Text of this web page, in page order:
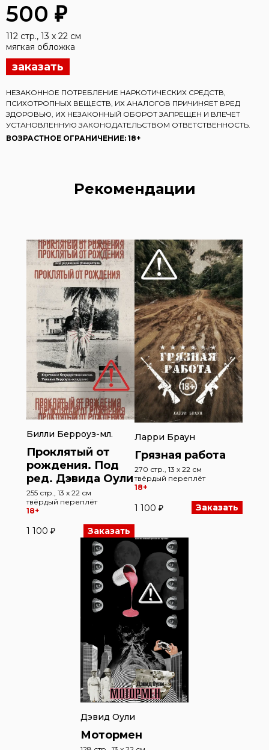
500 ₽
112 стр., 13 x 22 см
мягкая обложка
заказать
НЕЗАКОННОЕ ПОТРЕБЛЕНИЕ НАРКОТИЧЕСКИХ СРЕДСТВ,
ПСИХОТРОПНЫХ ВЕЩЕСТВ, ИХ АНАЛОГОВ ПРИЧИНЯЕТ ВРЕД
ЗДОРОВЬЮ, ИХ НЕЗАКОННЫЙ ОБОРОТ ЗАПРЕЩЕН И ВЛЕЧЕТ
УСТАНОВЛЕННУЮ ЗАКОНОДАТЕЛЬСТВОМ ОТВЕТСТВЕННОСТЬ.
ВОЗРАСТНОЕ ОГРАНИЧЕНИЕ: 18+
Рекомендации
Билли Берроуз-мл.
Проклятый от
рождения. Под
ред. Дэвида Оули
255 стр., 13 x 22 см
твёрдый переплёт
18+
1 100 ₽ Заказать
Ларри Браун
Грязная работа
270 стр., 13 x 22 см
твёрдый переплёт
18+
1 100 ₽ Заказать
Дэвид Оули
Мотормен